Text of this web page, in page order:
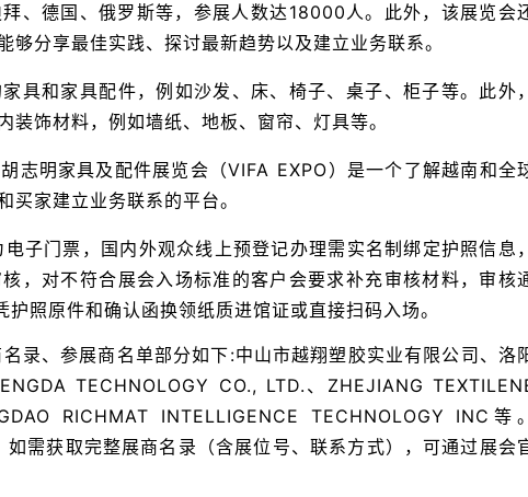
、德国、俄罗斯等，参展人数达18000人。此外，该展览会
分享最佳实践、探讨最新趋势以及建立业务联系。
具和家具配件，例如沙发、床、椅子、桌子、柜子等。此外，
饰材料，例如墙纸、地板、窗帘、灯具等。
志明家具及配件展览会（VIFA EXPO）是一个了解越南和全
买家建立业务联系的平台。
子门票，国内外观众线上预登记办理需实名制绑定护照信息，
，对不符合展会入场标准的客户会要求补充审核材料，审核
照原件和确认函换领纸质进馆证或直接扫码入场。
录、参展商名单部分如下:中山市越翔塑胶实业有限公司、洛
TECHNOLOGY CO., LTD.、ZHEJIANG
RICHMAT INTELLIGENCE TECHNOLOGY INC等。
需获取完整展商名录（含展位号、联系方式），可通过展会